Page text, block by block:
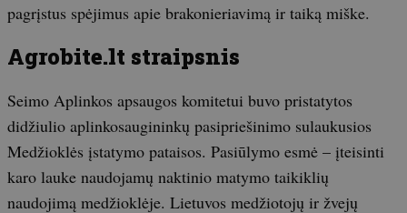
pagrįstus spėjimus apie brakonieriavimą ir taiką miške.
Agrobite.lt straipsnis
Seimo Aplinkos apsaugos komitetui buvo pristatytos
didžiulio aplinkosaugininkų pasipriešinimo sulaukusios
Medžioklės įstatymo pataisos. Pasiūlymo esmė – įteisinti
karo lauke naudojamų naktinio matymo taikiklių
naudojimą medžioklėje. Lietuvos medžiotojų ir žvejų